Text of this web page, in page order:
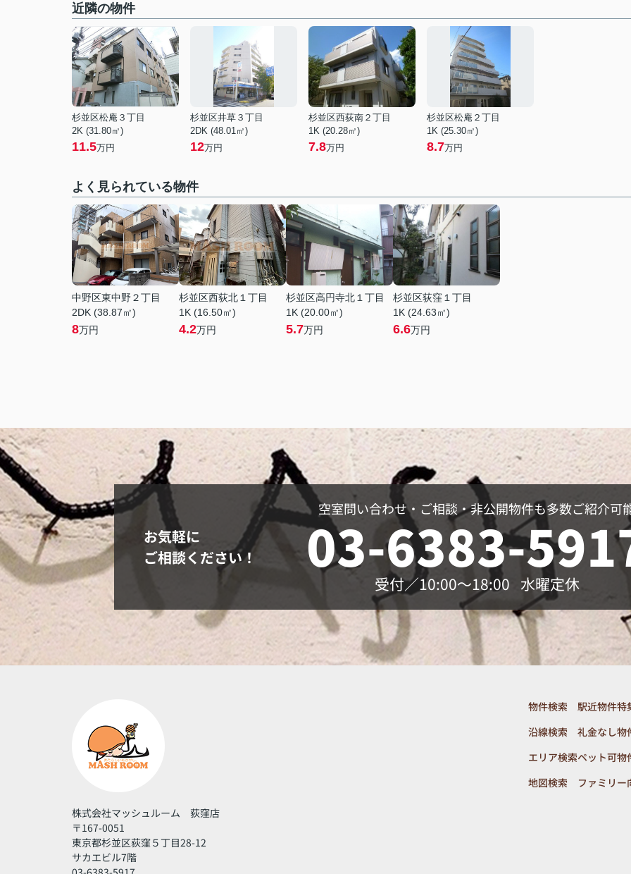
近隣の物件
杉並区松庵３丁目
2K (31.80㎡)
11.5万円
杉並区井草３丁目
2DK (48.01㎡)
12万円
杉並区西荻南２丁目
1K (20.28㎡)
7.8万円
杉並区松庵２丁目
1K (25.30㎡)
8.7万円
よく見られている物件
中野区東中野２丁目
2DK (38.87㎡)
8万円
杉並区西荻北１丁目
1K (16.50㎡)
4.2万円
杉並区高円寺北１丁目
1K (20.00㎡)
5.7万円
杉並区荻窪１丁目
1K (24.63㎡)
6.6万円
お気軽に
ご相談ください！
空室問い合わせ・ご相談・非公開物件も多数ご紹介可
03-6383-
受付／10:00～18:00 水曜定休
株式会社マッシュルーム 荻窪店
〒167-0051
東京都杉並区荻窪５丁目28-12
サカエビル7階
物件検索
沿線検索
エリア検索
地図検索
駅近物件特
礼金なし物
ペット可物
ファミリー